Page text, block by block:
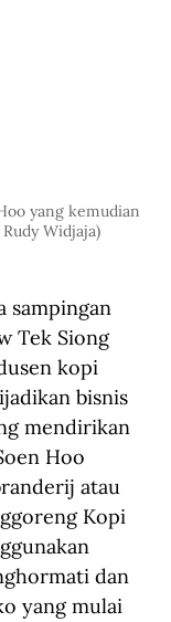
yang kemudian
Widjaja)
sampingan
Tek Siong
kopi
bisnis
mendirikan
Hoo
atau
Kopi
dan
yang mulai